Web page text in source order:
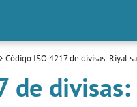
Código ISO 4217 de divisas: Riyal
de